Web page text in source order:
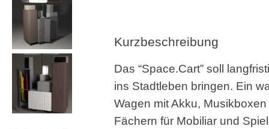
Kurzbeschreibung
Das “Space.Cart” soll
ins Stadtleben bringen. Ein
Wagen mit Akku,
Fächern für Mobiliar und